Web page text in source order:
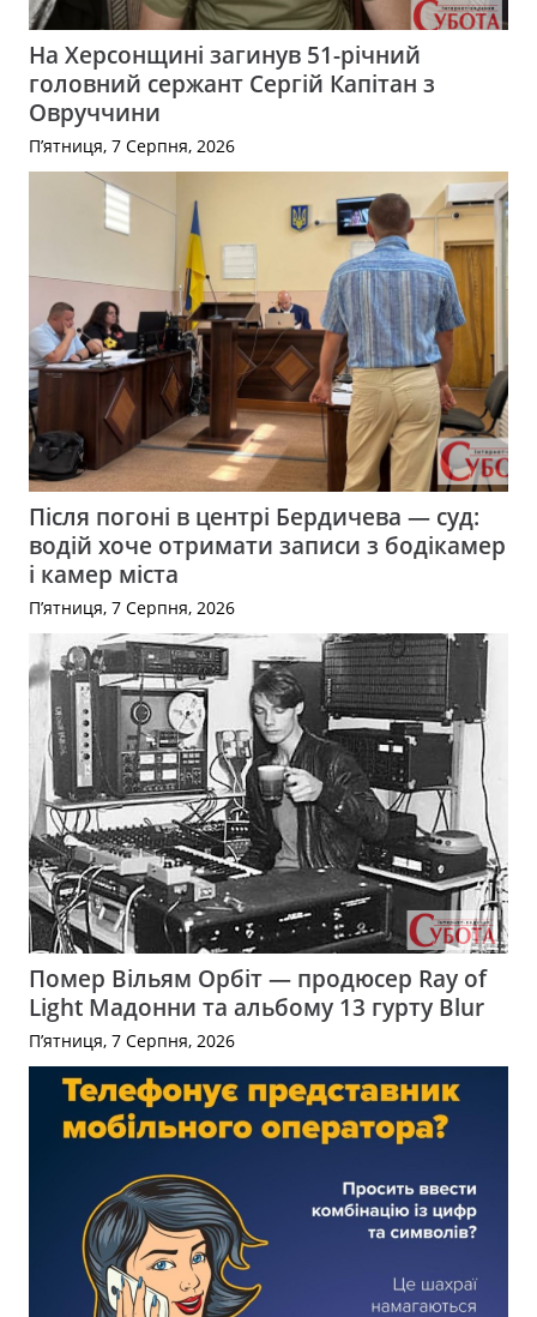
На Херсонщині загинув 51-річний
головний сержант Сергій Капітан з
Овруччини
П’ятниця, 7 Серпня, 2026
Після погоні в центрі Бердичева — суд:
водій хоче отримати записи з бодікамер
і камер міста
П’ятниця, 7 Серпня, 2026
Помер Вільям Орбіт — продюсер Ray of
Light Мадонни та альбому 13 гурту Blur
П’ятниця, 7 Серпня, 2026